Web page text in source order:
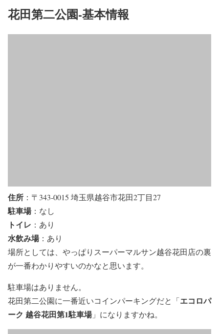
花田第二公園-基本情報
住所 ：〒343-0015 埼玉県越谷市花田2丁目27
駐車場：なし
トイレ ：あり
水飲み場：あり
場所としては、やっぱりスーパーマルサン越谷花田店の裏
が一番わかりやすいのかなと思います。
駐車場はありません。
花田第二公園に一番近いコインパーキングだと「エコロパ
ーク 越谷花田第1駐車場」になりますかね。